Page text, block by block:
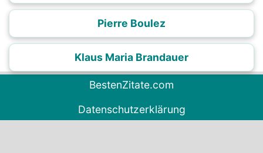
Pierre Boulez
Klaus Maria Brandauer
BestenZitate.com
Datenschutzerklärung